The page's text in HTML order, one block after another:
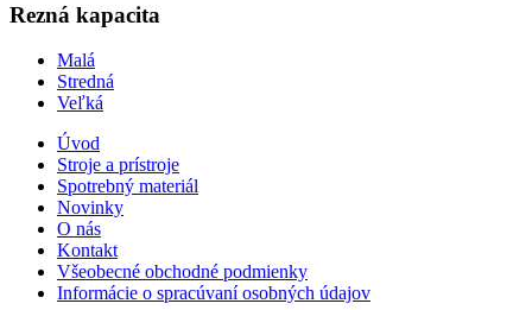
Rezná kapacita
Malá
Stredná
Veľká
Úvod
Stroje a prístroje
Spotrebný materiál
Novinky
O nás
Kontakt
Všeobecné obchodné podmienky
Informácie o spracúvaní osobných údajov